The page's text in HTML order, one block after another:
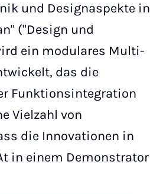
und Designaspekte in
("Design und
ein modulares Multi-
das die
Funktionsintegration
Vielzahl von
die Innovationen in
in einem Demonstrator